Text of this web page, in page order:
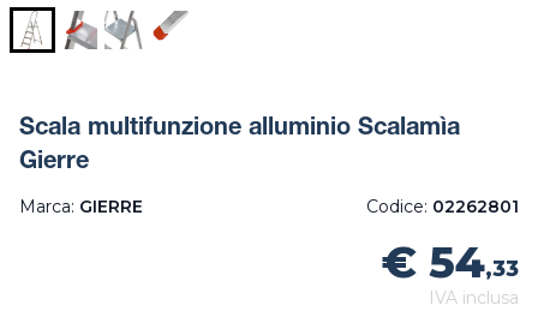
Scala multifunzione alluminio Scalamìa
Gierre
Marca: GIERRE Codice: 02262801
€ 54,33
IVA inclusa